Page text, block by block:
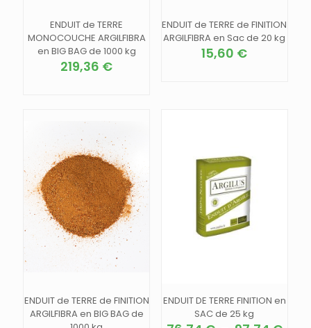
ENDUIT de TERRE
MONOCOUCHE ARGILFIBRA
en BIG BAG de 1000 kg
219,36 €
plusieurs
variations.
Les
options
peuvent
être
choisies
sur
la
page
du
produit
ENDUIT de TERRE de FINITION
ARGILFIBRA en Sac de 20 kg
15,60 €
peuvent
être
choisies
sur
la
page
ENDUIT de TERRE de FINITION
ARGILFIBRA en BIG BAG de
ENDUIT DE TERRE FINITION en
SAC de 25 kg